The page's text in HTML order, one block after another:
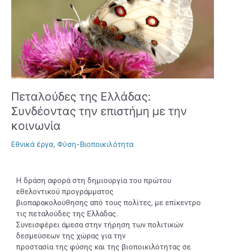
Πεταλούδες της Ελλάδας:
Συνδέοντας την επιστήμη με την
κοινωνία
Εθνικά έργα,Φύση-Βιοποικιλότητα
Η δράση αφορά στη δημιουργία του πρώτου
εθελοντικού προγράμματος
βιοπαρακολούθησης από τους πολίτες, με επίκεντρο
τις πεταλούδες της Ελλάδας.
Συνεισφέρει άμεσα στην τήρηση των πολιτικών
δεσμεύσεων της χώρας για την
προστασία της φύσης και της βιοποικιλότητας σε
κοινωνία